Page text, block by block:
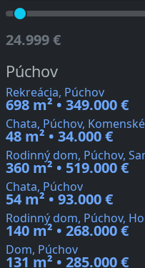
24.999 €
Púchov
Rekreácia, Púchov
698 m² • 349.000 €
Chata, Púchov,
48 m² • 34.000 €
Rodinný dom, Púchov,
360 m² • 519.000 €
Chata, Púchov
54 m² • 93.000 €
Rodinný dom, Púchov,
140 m² • 268.000 €
Dom, Púchov
131 m² • 285.000 €